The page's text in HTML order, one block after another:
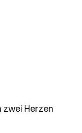
zwei Herzen